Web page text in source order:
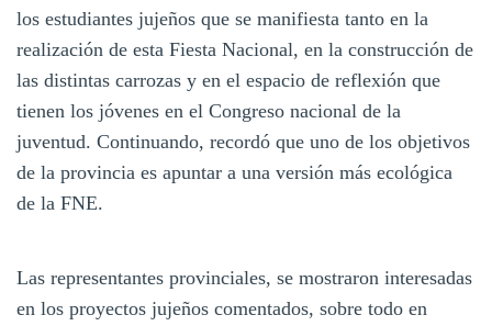
los estudiantes jujeños que se manifiesta tanto en la
realización de esta Fiesta Nacional, en la construcción de
las distintas carrozas y en el espacio de reflexión que
tienen los jóvenes en el Congreso nacional de la
juventud. Continuando, recordó que uno de los objetivos
de la provincia es apuntar a una versión más ecológica
de la FNE.
Las representantes provinciales, se mostraron interesadas
en los proyectos jujeños comentados, sobre todo en